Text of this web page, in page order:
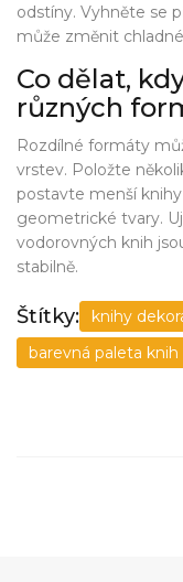
odstíny. Vyhněte se
může změnit
Co dělat,
různých
Rozdílné formáty
vrstev. Položte
postavte menší
geometrické tvary.
vodorovných knih
stabilně.
Štítky: knihy
barevná paleta knih